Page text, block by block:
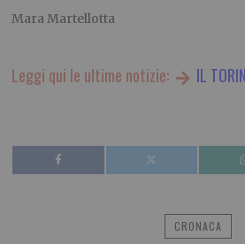
Mara Martellotta
Leggi qui le ultime notizie: IL
CRONACA